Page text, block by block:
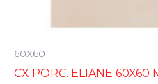
60X60
CX PORC. ELIANE 60X60